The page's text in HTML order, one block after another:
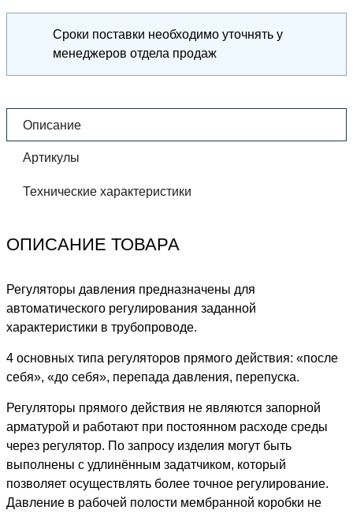
Сроки поставки необходимо уточнять у
менеджеров отдела продаж
Описание
Артикулы
Технические характеристики
ОПИСАНИЕ ТОВАРА
Регуляторы давления предназначены для
автоматического регулирования заданной
характеристики в трубопроводе.
4 основных типа регуляторов прямого действия: «после
себя», «до себя», перепада давления, перепуска.
Регуляторы прямого действия не являются запорной
арматурой и работают при постоянном расходе среды
через регулятор. По запросу изделия могут быть
выполнены с удлинённым задатчиком, который
позволяет осуществлять более точное регулирование.
Давление в рабочей полости мембранной коробки не